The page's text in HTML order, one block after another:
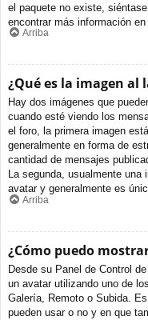
el paquete no existe,
encontrar más información
Arriba
¿Qué es la imagen al
Hay dos imágenes que
cuando esté viendo los
el foro, la primera imagen
generalmente en forma de
cantidad de mensajes
La segunda, usualmente
avatar y generalmente es
Arriba
¿Cómo puedo
Desde su Panel de Control
un avatar utilizando uno de
Galería, Remoto o Subida.
pueden usar o no y en que